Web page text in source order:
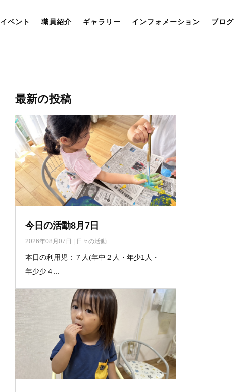
ベント 職員紹介 ギャラリー インフォメーション ブログ
最新の投稿
今日の活動8月7日
2026年08月07日 日々の活動
本日の利用児：７人(年中２人・年少1人・
年少少４...